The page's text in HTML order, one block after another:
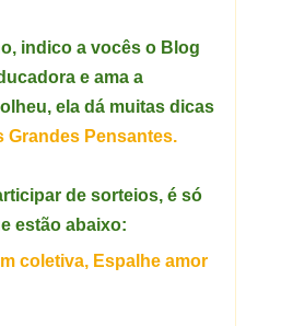
indico a vocês o Blog
e ama a
ela dá muitas dicas
Grandes Pensantes.
de sorteios, é só
estão abaixo:
coletiva, Espalhe amor